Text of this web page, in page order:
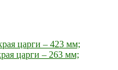
царги – 423 мм;
царги – 263 мм;